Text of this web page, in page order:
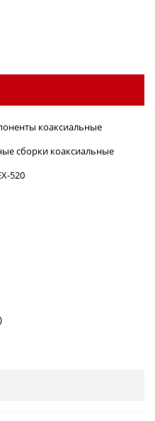
коаксиальные
сборки коаксиальные
520